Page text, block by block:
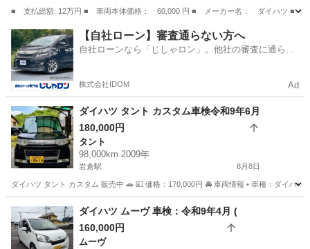
■ 支払総額: 12万円 ■ 車両本体価格： 60,000 円 ■ メーカー名： ダイハツ ■
愛知 豊橋市 ムーヴ
【自社ローン】審査通らない方へ
自社ローンなら「じしゃロン」。他社の審査に通らな
株式会社IDOM Ad
ダイハツ タント カスタム車検令和9年6月
180,000円
タント
98,000km 2009年
岩倉駅 8月8日
ダイハツ タント カスタム 販売中 🚗 💴 価格：170,000円 🚘 車両情報 • 車種：ダイハ
愛知 岩倉市 岩倉駅 タント カスタム
ダイハツ ムーヴ 車検：令和9年4月 (
160,000円
ムーヴ